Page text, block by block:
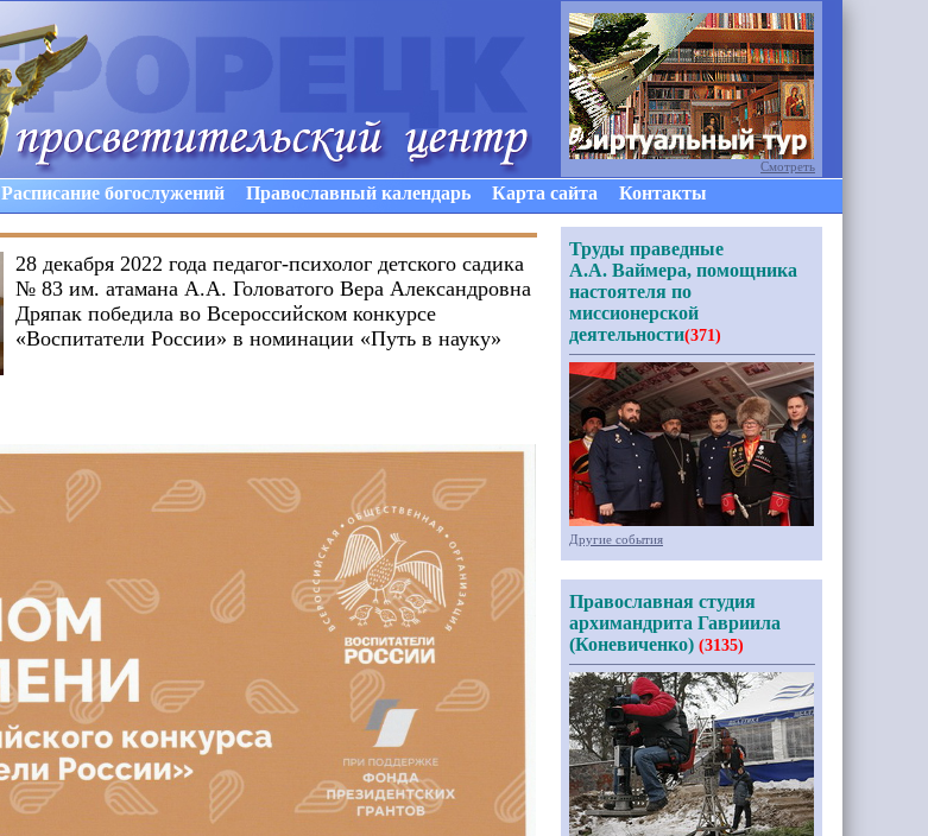
Расписание богослужений Православный календарь Карта сайта Контакты
28 декабря 2022 года педагог-психолог детского садика
№ 83 им. атамана А.А. Головатого Вера Александровна
Дряпак победила во Всероссийском конкурсе
«Воспитатели России» в номинации «Путь в науку»
Смотреть
Труды праведные
А.А. Ваймера, помощника
настоятеля по
миссионерской
деятельности(371)
Другие события
Православная студия
архимандрита Гавриила
(Коневиченко) (3135)